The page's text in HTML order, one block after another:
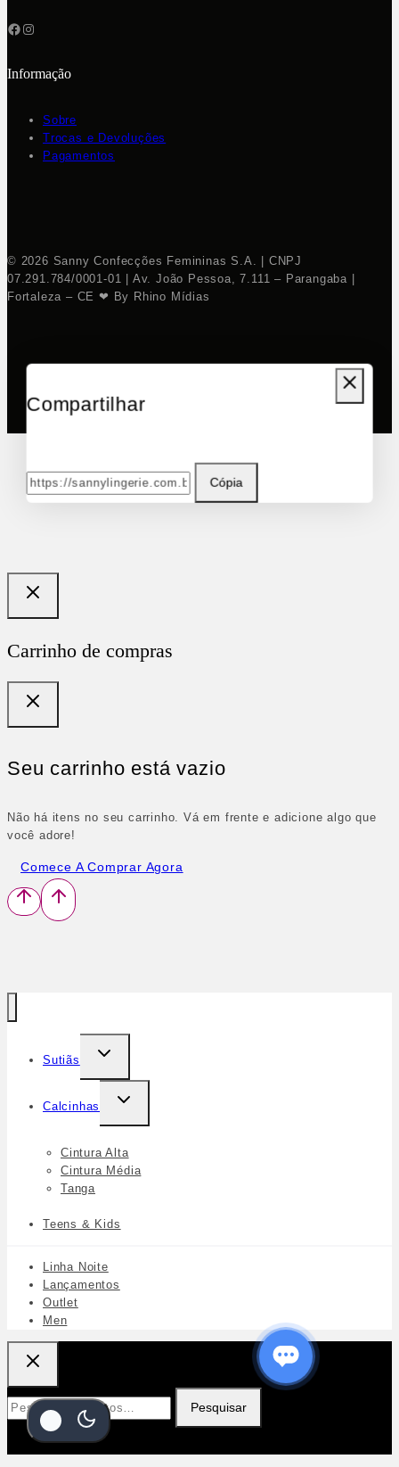
Informação
Sobre
Trocas e Devoluções
Pagamentos
© 2026 Sanny Confecções Femininas S.A. | CNPJ
07.291.784/0001-01 | Av. João Pessoa, 7.111 – Parangaba |
Fortaleza – CE ❤ By Rhino Mídias
Compartilhar
Cópia
Carrinho de compras
Seu carrinho está vazio
Não há itens no seu carrinho. Vá em frente e adicione algo que
você adore!
Comece A Comprar Agora
Sutiãs
Calcinhas
Cintura Alta
Cintura Média
Tanga
Teens & Kids
Linha Noite
Lançamentos
Outlet
Men
Pesquisar